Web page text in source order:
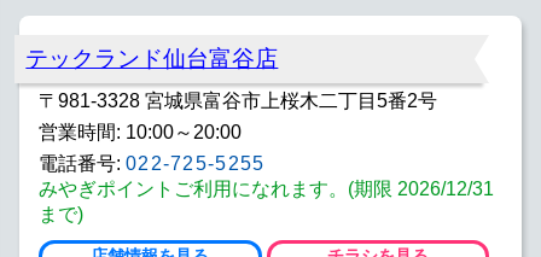
テックランド仙台富谷店
〒981-3328 宮城県富谷市上桜木二丁目5番2号
営業時間: 10:00～20:00
電話番号: 022-725-5255
みやぎポイントご利用になれます。(期限 2026/12/31
まで)